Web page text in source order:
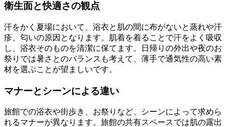
衛生面と快適さの観点
汗をかく夏場において、浴衣と肌の間に布がないと蒸れや汗
疹、匂いの原因となります。肌着を着ることで汗をよく吸収
し、浴衣そのものを清潔に保てます。日帰りの外出や夜のお
祭りでは暑さとのバランスも考えて、薄手で通気性の高い素
材を選ぶことが望ましいです。
マナーとシーンによる違い
旅館での浴衣や街歩き、お祭りなど、シーンによって求めら
れるマナーが異なります。旅館の共有スペースでは肌の露出